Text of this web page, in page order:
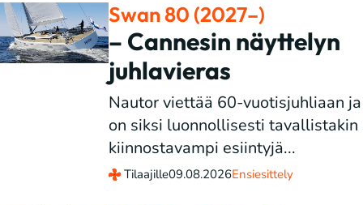
Swan 80 (2027–)
– Cannesin näyttelyn
juhlavieras
Nautor viettää 60-vuotisjuhliaan ja
on siksi luonnollisesti tavallistakin
kiinnostavampi esiintyjä...
Tilaajille09.08.2026Ensiesittely